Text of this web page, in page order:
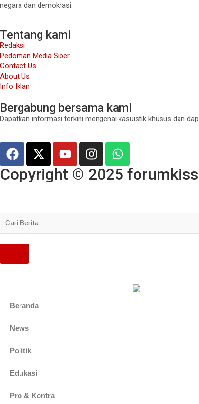
negara dan demokrasi.
Tentang kami
Redaksi
Pedoman Media Siber
Contact Us
About Us
Info Iklan
Bergabung bersama kami
Dapatkan informasi terkini mengenai kasuistik khusus dan
Copyright © 2025
Beranda
News
Politik
Edukasi
Pro & Kontra